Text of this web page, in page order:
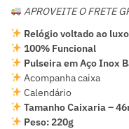
APROVEITE O FRETE
Relógio voltado ao
100% Funcional
Pulseira em Aço Inox
Acompanha caixa
Calendário
Tamanho Caixaria –
Peso: 220g